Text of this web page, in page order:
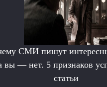
СМИ пишут
вы — нет. 5 признаков
статьи